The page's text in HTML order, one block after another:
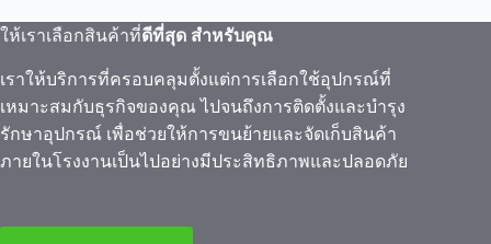
ให้เราเลือกสินค้าที่ดีที่สุด สำหรับคุณ
เราให้บริการที่ครอบคลุมตั้งแต่การเลือกใช้อุปกรณ์ที่
เหมาะสมกับธุรกิจของคุณ ไปจนถึงการติดตั้งและบำรุง
รักษาอุปกรณ์ เพื่อช่วยให้การขนย้ายและจัดเก็บสินค้า
ภายในโรงงานเป็นไปอย่างมีประสิทธิภาพและปลอดภัย